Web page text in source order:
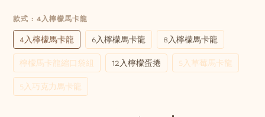
款式 : 4入檸檬馬卡龍
4入檸檬馬卡龍 6入檸檬馬卡龍
8入檸檬馬卡龍
檸檬馬卡龍縮口袋組
12入檸檬蛋捲
5入草莓馬卡龍
5入巧克力馬卡龍